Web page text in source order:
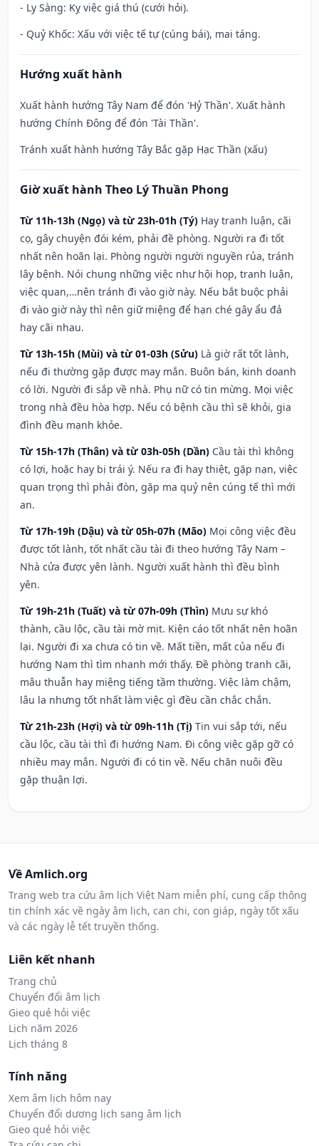
- Ly Sàng: Kỵ việc giá thú (cưới hỏi).
- Quỷ Khốc: Xấu với việc tế tự (cúng bái), mai táng.
Hướng xuất hành
Xuất hành hướng Tây Nam để đón 'Hỷ Thần'. Xuất hành
hướng Chính Đông để đón 'Tài Thần'.
Tránh xuất hành hướng Tây Bắc gặp Hạc Thần (xấu)
Giờ xuất hành Theo Lý Thuần Phong
Từ 11h-13h (Ngọ) và từ 23h-01h (Tý) Hay tranh luận, cãi
cọ, gây chuyện đói kém, phải đề phòng. Người ra đi tốt
nhất nên hoãn lại. Phòng người người nguyền rủa, tránh
lây bệnh. Nói chung những việc như hội họp, tranh luận,
việc quan,…nên tránh đi vào giờ này. Nếu bắt buộc phải
đi vào giờ này thì nên giữ miệng để hạn ché gây ẩu đả
hay cãi nhau.
Từ 13h-15h (Mùi) và từ 01-03h (Sửu) Là giờ rất tốt lành,
nếu đi thường gặp được may mắn. Buôn bán, kinh doanh
có lời. Người đi sắp về nhà. Phụ nữ có tin mừng. Mọi việc
trong nhà đều hòa hợp. Nếu có bệnh cầu thì sẽ khỏi, gia
đình đều mạnh khỏe.
Từ 15h-17h (Thân) và từ 03h-05h (Dần) Cầu tài thì không
có lợi, hoặc hay bị trái ý. Nếu ra đi hay thiệt, gặp nạn, việc
quan trọng thì phải đòn, gặp ma quỷ nên cúng tế thì mới
an.
Từ 17h-19h (Dậu) và từ 05h-07h (Mão) Mọi công việc đều
được tốt lành, tốt nhất cầu tài đi theo hướng Tây Nam –
Nhà cửa được yên lành. Người xuất hành thì đều bình
yên.
Từ 19h-21h (Tuất) và từ 07h-09h (Thìn) Mưu sự khó
thành, cầu lộc, cầu tài mờ mịt. Kiện cáo tốt nhất nên hoãn
lại. Người đi xa chưa có tin về. Mất tiền, mất của nếu đi
hướng Nam thì tìm nhanh mới thấy. Đề phòng tranh cãi,
mâu thuẫn hay miệng tiếng tầm thường. Việc làm chậm,
lâu la nhưng tốt nhất làm việc gì đều cần chắc chắn.
Từ 21h-23h (Hợi) và từ 09h-11h (Tị) Tin vui sắp tới, nếu
cầu lộc, cầu tài thì đi hướng Nam. Đi công việc gặp gỡ có
nhiều may mắn. Người đi có tin về. Nếu chăn nuôi đều
gặp thuận lợi.
Về Amlich.org
Trang web tra cứu âm lịch Việt Nam miễn phí, cung cấp thông
tin chính xác về ngày âm lịch, can chi, con giáp, ngày tốt xấu
và các ngày lễ tết truyền thống.
Liên kết nhanh
Trang chủ
Chuyển đổi âm lịch
Gieo quẻ hỏi việc
Lịch năm 2026
Lịch tháng 8
Tính năng
Xem âm lịch hôm nay
Chuyển đổi dương lịch sang âm lịch
Gieo quẻ hỏi việc